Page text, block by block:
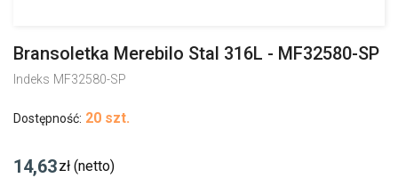
Bransoletka Merebilo Stal 316L - MF32580-SP
Indeks MF32580-SP
Dostępność: 20 szt.
14,63zł (netto)